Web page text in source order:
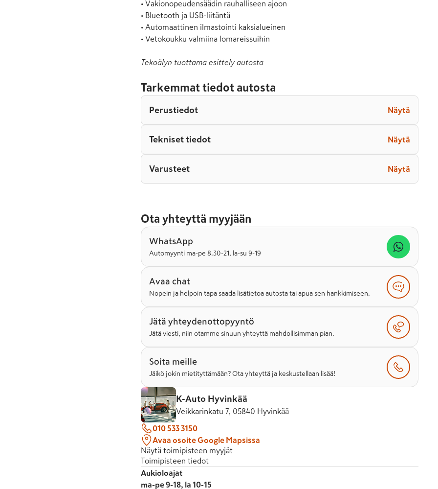
• Vakionopeudensäädin rauhalliseen ajoon
• Bluetooth ja USB-liitäntä
• Automaattinen ilmastointi kaksialueinen
• Vetokoukku valmiina lomareissuihin
Tekoälyn tuottama esittely autosta
Tarkemmat tiedot autosta
Perustiedot Näytä
Tekniset tiedot Näytä
Varusteet Näytä
Ota yhteyttä myyjään
WhatsApp
Automyynti ma-pe 8.30-21, la-su 9-19
Avaa chat
Nopein ja helpoin tapa saada lisätietoa autosta tai apua sen hankkimiseen.
Jätä yhteydenottopyyntö
Jätä viesti, niin otamme sinuun yhteyttä mahdollisimman pian.
Soita meille
Jäikö jokin mietityttämään? Ota yhteyttä ja keskustellaan lisää!
K-Auto Hyvinkää
Veikkarinkatu 7, 05840 Hyvinkää
010 533 3150
Avaa osoite Google Mapsissa
Näytä toimipisteen myyjät
Toimipisteen tiedot
Aukioloajat
ma-pe 9-18, la 10-15